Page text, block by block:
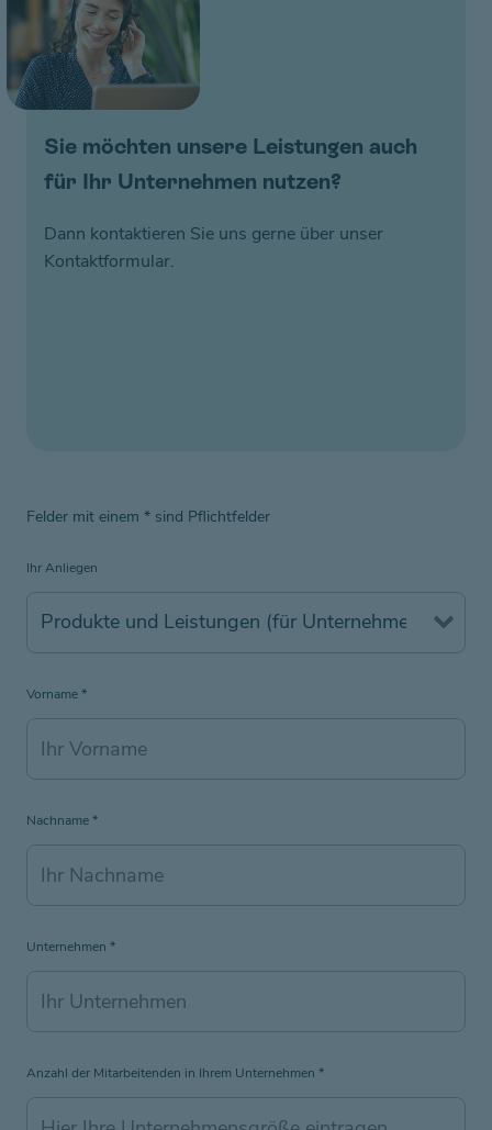
Sie möchten unsere Leistungen auch
für Ihr Unternehmen nutzen?
Dann kontaktieren Sie uns gerne über unser
Kontaktformular.
Felder mit einem * sind Pflichtfelder
Ihr Anliegen
Vorname*
Nachname*
Unternehmen *
Anzahl der Mitarbeitenden in Ihrem Unternehmen *